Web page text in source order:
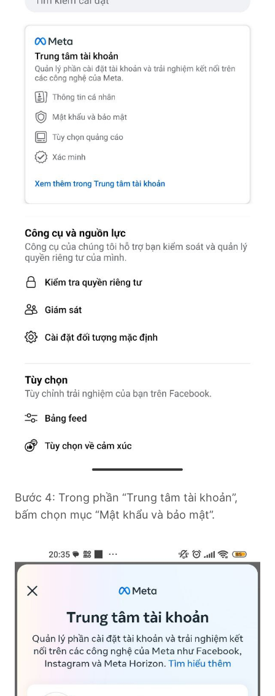
Bước 4: Trong phần “Trung tâm tài khoản”,
bấm chọn mục “Mật khẩu và bảo mật”.